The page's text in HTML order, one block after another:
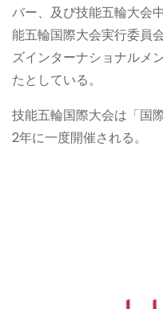
バー、及び技能五輪大会
能五輪国際大会実行委員
ズインターナショナルメ
たとしている。
技能五輪国際大会は「国
2年に一度開催される。